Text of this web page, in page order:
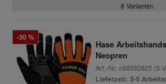
8 Varianten
-30 %
Hase
Neopren
Art.-Nr. c68592825(5
Lieferzeit: 3-5